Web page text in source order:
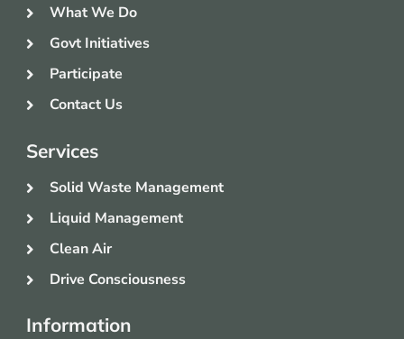
What We Do
Govt Initiatives
Participate
Contact Us
Services
Solid Waste Management
Liquid Management
Clean Air
Drive Consciousness
Information